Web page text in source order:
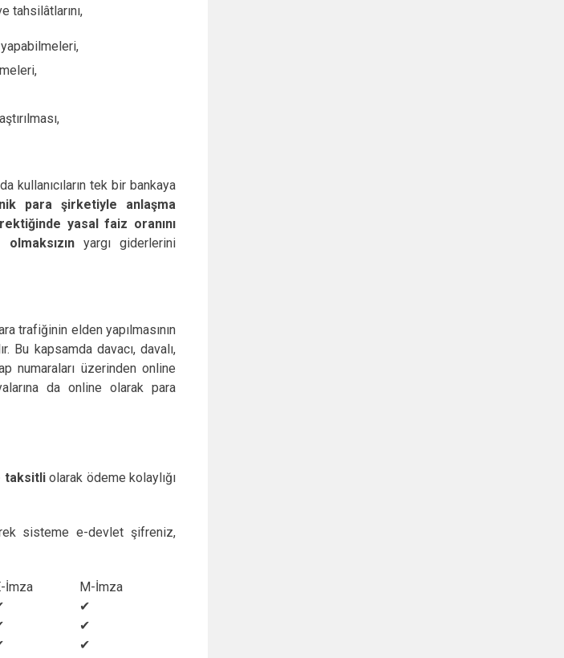
tahsilâtlarını,
yapabilmeleri,
kullanıcıların tek bir bankaya
para şirketiyle anlaşma
yasal faiz oranını
yargı giderlerini
trafiğinin elden yapılmasının
Bu kapsamda davacı, davalı,
numaraları üzerinden online
da online olarak para
taksitliolarak ödeme kolaylığı
sistemee-devlet şifreniz,
İmza
M-İmza
✔
✔
✔